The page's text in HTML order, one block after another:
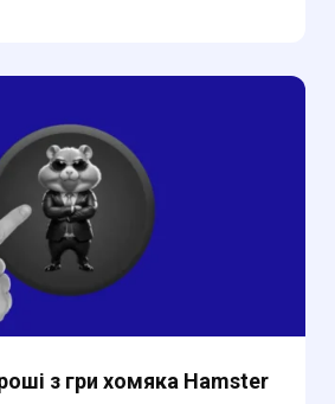
з гри хомяка Hamster